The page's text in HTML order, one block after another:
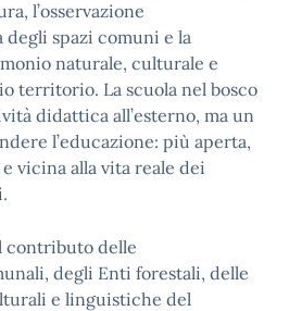
l’osservazione
degli spazi comuni e la
naturale, culturale e
territorio. La scuola nel bosco
didattica all’esterno, ma un
l’educazione: più aperta,
vicina alla vita reale dei
contributo delle
degli Enti forestali, delle
e linguistiche del